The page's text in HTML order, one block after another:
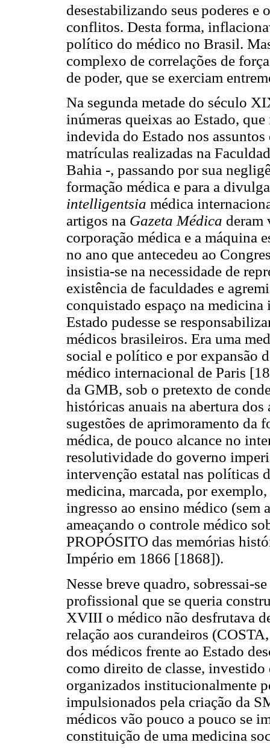
desestabilizando seus poderes e
conflitos. Desta forma,
político do médico no Brasil.
complexo de correlações de
de poder, que se exerciam
Na segunda metade do século
inúmeras queixas ao Estado,
indevida do Estado nos
matrículas realizadas na
Bahia -, passando por sua
formação médica e para a
intelligentsia médica
artigos na Gazeta Médica deram
corporação médica e a máquina
no ano que antecedeu ao
insistia-se na necessidade de
existência de faculdades e
conquistado espaço na
Estado pudesse se
médicos brasileiros. Era uma
social e político e por expansão
médico internacional de Paris
da GMB, sob o pretexto de
históricas anuais na abertura
sugestões de aprimoramento da
médica, de pouco alcance no
resolutividade do governo
intervenção estatal nas políticas
medicina, marcada, por
ingresso ao ensino médico (sem
ameaçando o controle médico
PROPÓSITO das memórias
Império em 1866 [1868]).
Nesse breve quadro, sobressai-
profissional que se queria
XVIII o médico não desfrutava
relação aos curandeiros
dos médicos frente ao Estado
como direito de classe, investido
organizados institucionalmente
impulsionados pela criação da
médicos vão pouco a pouco se
constituição de uma medicina